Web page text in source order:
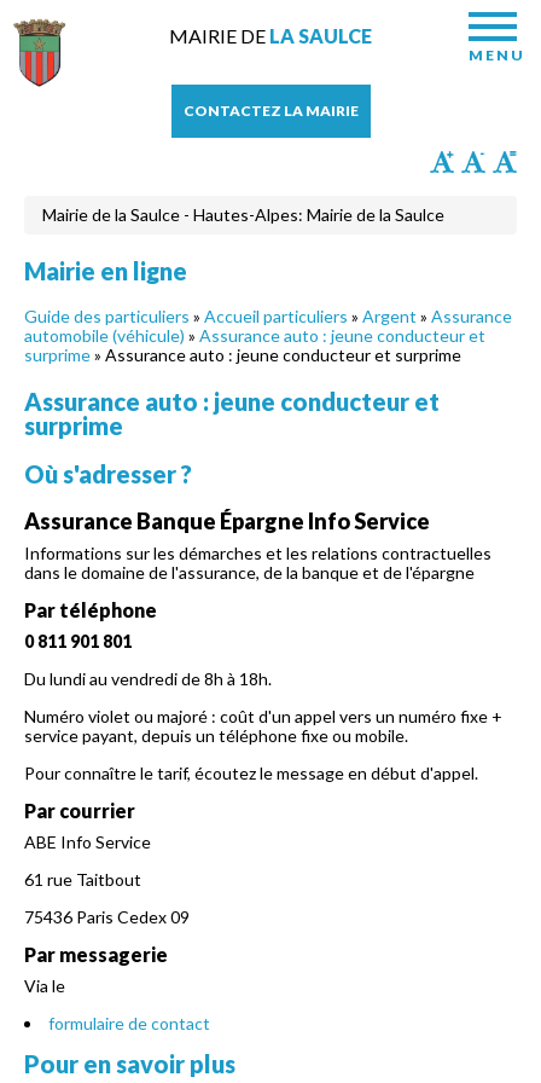
MAIRIE DE LA SAULCE
MENU
CONTACTEZ LA MAIRIE
Mairie de la Saulce - Hautes-Alpes: Mairie de la Saulce
Mairie en ligne
Guide des particuliers » Accueil particuliers » Argent » Assurance
automobile (véhicule) » Assurance auto : jeune conducteur et
surprime» Assurance auto : jeune conducteur et surprime
Assurance auto : jeune conducteur et
surprime
Où s'adresser ?
Assurance Banque Épargne Info Service
Informations sur les démarches et les relations contractuelles
dans le domaine de l'assurance, de la banque et de l'épargne
Par téléphone
0 811 901 801
Du lundi au vendredi de 8h à 18h.
Numéro violet ou majoré : coût d'un appel vers un numéro fixe +
service payant, depuis un téléphone fixe ou mobile.
Pour connaître le tarif, écoutez le message en début d'appel.
Par courrier
ABE Info Service
61 rue Taitbout
75436 Paris Cedex 09
Par messagerie
Via le
formulaire de contact
Pour en savoir plus